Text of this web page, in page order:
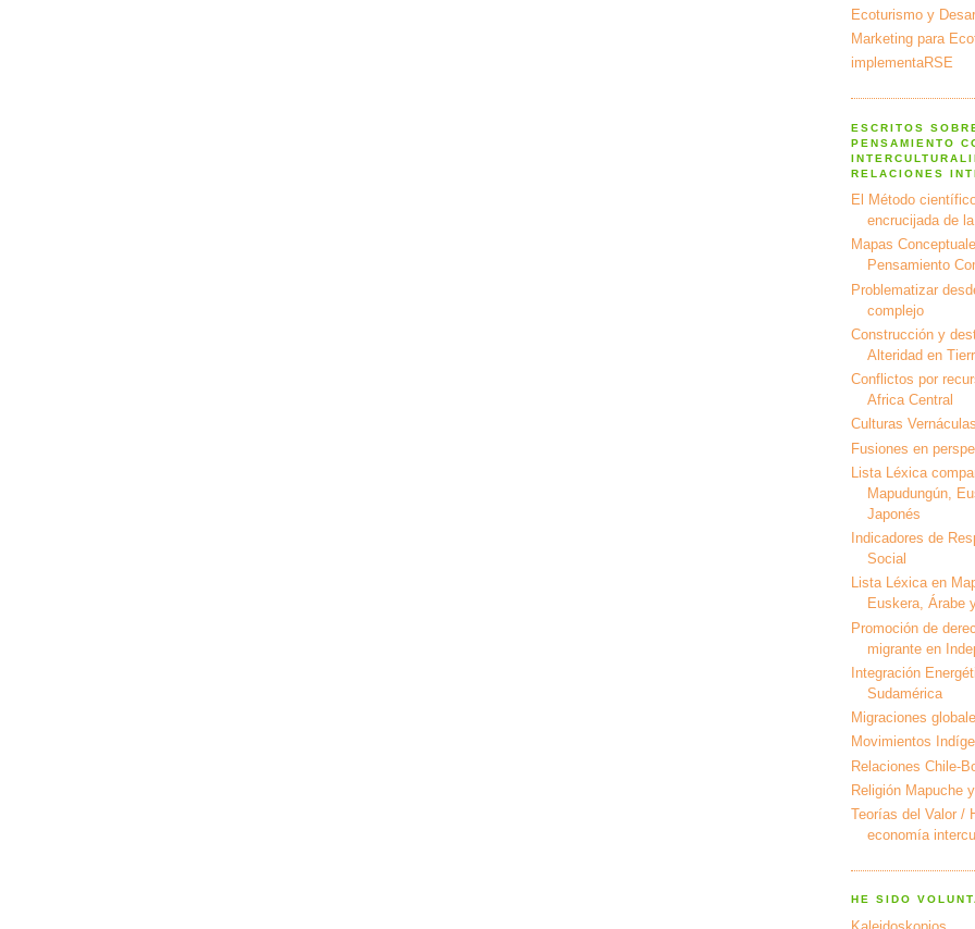
Ecoturismo y
Marketing para
implementaRSE
ESCRITOS
PENSAMIENTO
RELACIONES
El Método
encrucijada de
Mapas
Pensamiento
Problematizar
complejo
Construcción y
Alteridad en
Conflictos por
Africa Central
Culturas
Fusiones en
Lista Léxica
Mapudungún,
Japonés
Indicadores de
Social
Lista Léxica en
Euskera, Árabe
Promoción de
migrante en
Integración
Sudamérica
Migraciones
Movimientos
Relaciones Chile-
Religión Mapuche
Teorías del Valor /
economía
HE SIDO